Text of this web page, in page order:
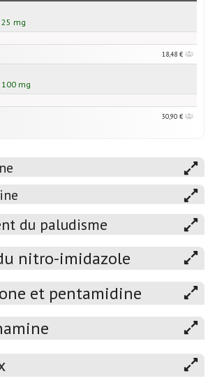
25 mg
18,48 €
100 mg
30,90 €
du paludisme
nitro-imidazole
et pentamidine